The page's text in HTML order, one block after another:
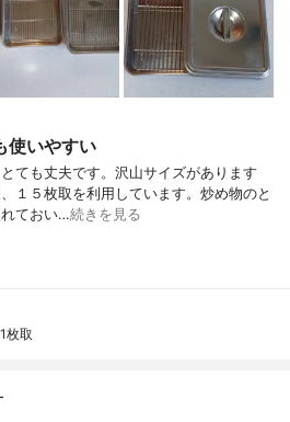
使いやすい
ても丈夫です。沢山サイズがあります
１５枚取を利用しています。炒め物のと
れておい…続きを見る
枚取